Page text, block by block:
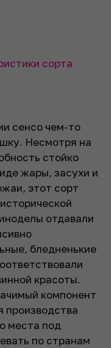
сорта
сенсо чем-то
Несмотря на
стойко
жары, засухи и
этот сорт
отдавали
бледненькие
красоты.
компонент
производства
места под
по странам